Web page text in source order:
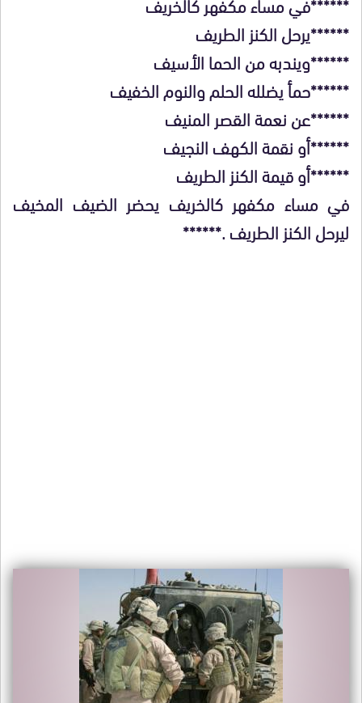
******يرحل الكنز الطريف
******ويندبه من الحما الأسيف
******حمأ يضلله الحلم والنوم الخفيف
******عن نعمة القصر المنيف
******أو نقمة الكهف النجيف
******أو قيمة الكنز الطريف
في مساء مكفهر كالخريف يحضر الضيف المخيف
ليرحل الكنز الطريف .******